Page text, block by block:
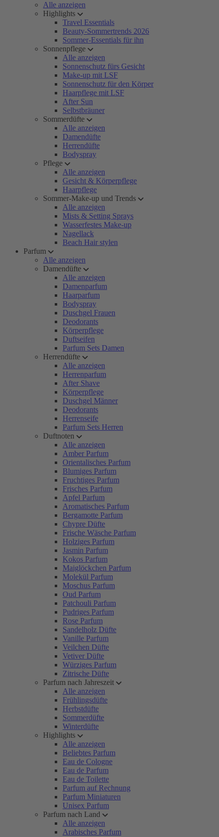
Alle anzeigen
Highlights
Travel Essentials
Beauty-Sommertrends 2026
Sommer-Essentials für ihn
Sonnenpflege
Alle anzeigen
Sonnenschutz fürs Gesicht
Make-up mit LSF
Sonnenschutz für den Körper
Haarpflege mit LSF
After Sun
Selbstbräuner
Sommerdüfte
Alle anzeigen
Damendüfte
Herrendüfte
Bodyspray
Pflege
Alle anzeigen
Gesicht & Körperpflege
Haarpflege
Sommer-Make-up und Trends
Alle anzeigen
Mists & Setting Sprays
Wasserfestes Make-up
Nagellack
Beach Hair stylen
Parfum
Alle anzeigen
Damendüfte
Alle anzeigen
Damenparfum
Haarparfum
Bodyspray
Duschgel Frauen
Deodorants
Körperpflege
Duftseifen
Parfum Sets Damen
Herrendüfte
Alle anzeigen
Herrenparfum
After Shave
Körperpflege
Duschgel Männer
Deodorants
Herrenseife
Parfum Sets Herren
Duftnoten
Alle anzeigen
Amber Parfum
Orientalisches Parfum
Blumiges Parfum
Fruchtiges Parfum
Frisches Parfum
Apfel Parfum
Aromatisches Parfum
Bergamotte Parfum
Chypre Düfte
Frische Wäsche Parfum
Holziges Parfum
Jasmin Parfum
Kokos Parfum
Maiglöckchen Parfum
Molekül Parfum
Moschus Parfum
Oud Parfum
Patchouli Parfum
Pudriges Parfum
Rose Parfum
Sandelholz Düfte
Vanille Parfum
Veilchen Düfte
Vetiver Düfte
Würziges Parfum
Zitrische Düfte
Parfum nach Jahreszeit
Alle anzeigen
Frühlingsdüfte
Herbstdüfte
Sommerdüfte
Winterdüfte
Highlights
Alle anzeigen
Beliebtes Parfum
Eau de Cologne
Eau de Parfum
Eau de Toilette
Parfum auf Rechnung
Parfum Miniaturen
Unisex Parfum
Parfum nach Land
Alle anzeigen
Arabisches Parfum